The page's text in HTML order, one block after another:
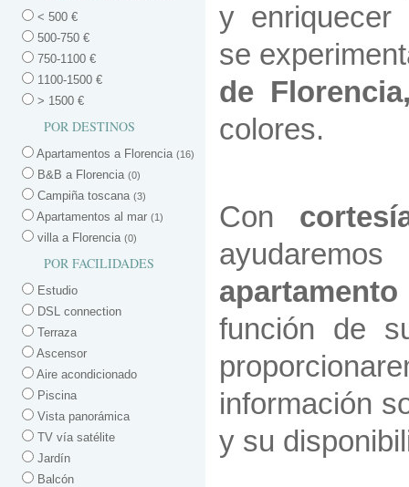
< 500 €
500-750 €
750-1100 €
1100-1500 €
> 1500 €
POR DESTINOS
Apartamentos a Florencia (16)
B&B a Florencia (0)
Campiña toscana (3)
Apartamentos al mar (1)
villa a Florencia (0)
POR FACILIDADES
Estudio
DSL connection
Terraza
Ascensor
Aire acondicionado
Piscina
Vista panorámica
TV vía satélite
Jardín
Balcón
y enriquecer
se
de
colores.
Con
función de
información
y su